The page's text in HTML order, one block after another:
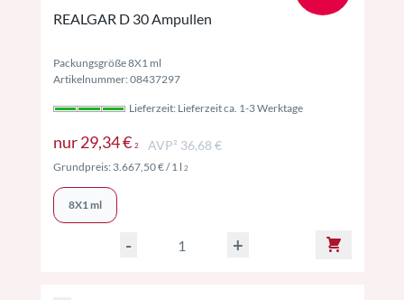
REALGAR D 30 Ampullen
Packungsgröße 8X1 ml
Artikelnummer: 08437297
Lieferzeit: Lieferzeit ca. 1-3 Werktage
nur29,34 € 2Preise inkl. MwSt. ggf. zzgl. Versand
AVP² 36,68 €
Grundpreis: 3.667,50 €/ 1 l 2Preise inkl. MwSt. ggf. zzgl. Versand
8X1 ml
- +